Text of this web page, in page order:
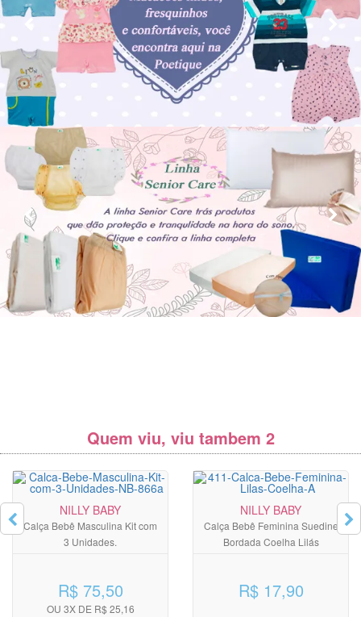
Quem viu, viu tambem 2
NILLY BABY
Calça Bebê Masculina Kit com
3 Unidades.
R$ 75,50
OU 3X DE R$ 25,16
NILLY BABY
Calça Bebê Feminina Suedine
Bordada Coelha Lilás
R$ 17,90